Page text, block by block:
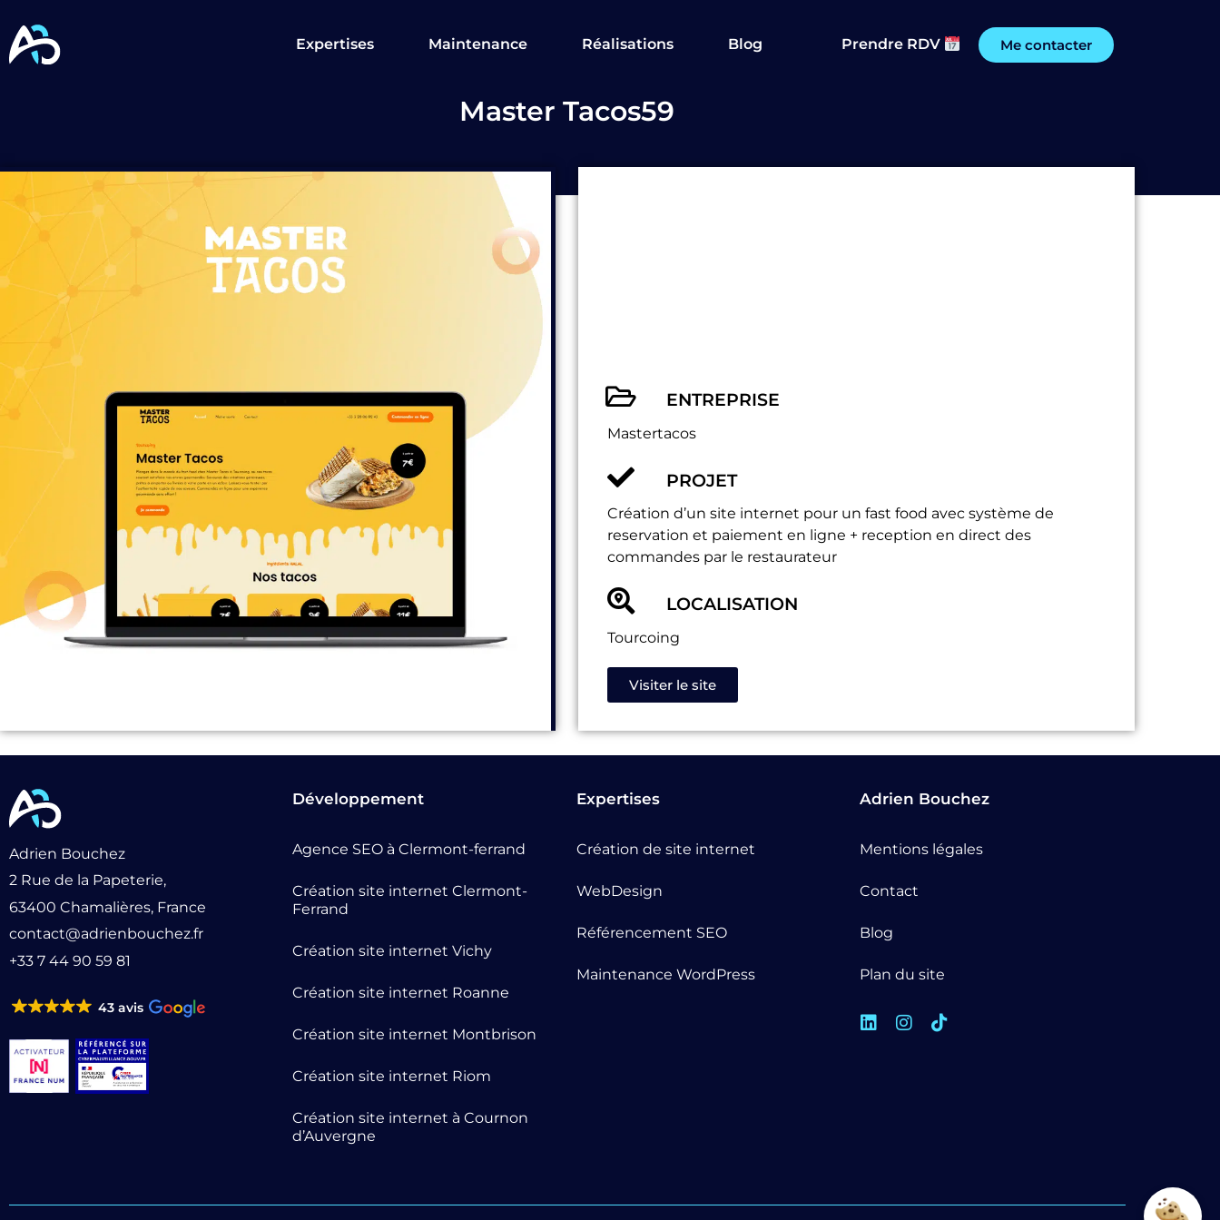
Expertises Maintenance Réalisations Blog Prendre RDV Me contacter
Master Tacos59
ENTREPRISE
Mastertacos
PROJET
Création d’un site internet pour un fast food avec système de
reservation et paiement en ligne + reception en direct des
commandes par le restaurateur
LOCALISATION
Tourcoing
Visiter le site
Adrien Bouchez
2 Rue de la Papeterie,
63400 Chamalières, France
contact@adrienbouchez.fr
+33 7 44 90 59 81
43 avis
Développement
Agence SEO à Clermont-ferrand
Création site internet Clermont-
Ferrand
Création site internet Vichy
Création site internet Roanne
Création site internet Montbrison
Création site internet Riom
Création site internet à Cournon
d’Auvergne
Expertises
Création de site internet
WebDesign
Référencement SEO
Maintenance WordPress
Adrien Bouchez
Mentions légales
Contact
Blog
Plan du site